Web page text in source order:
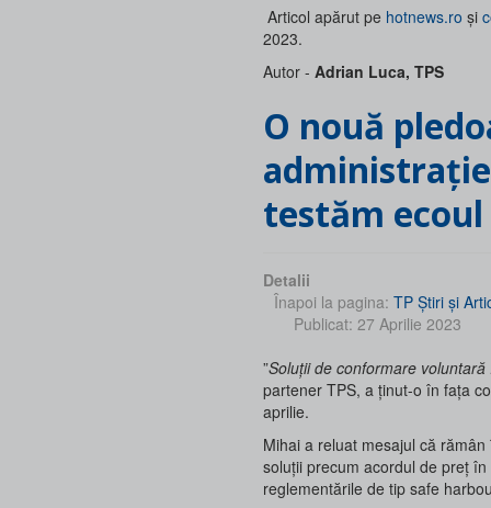
Articol apărut pe hotnews.ro și
2023.
Autor - Adrian Luca, TPS
O nouă pledoarie TPS pentru parteneriat
testăm
Detalii
Înapoi la pagina: TP Ştiri şi
Publicat: 27 Aprilie 2023
”Soluții de conformare
partener TPS, a ținut-o în fața
aprilie.
Mihai a reluat mesajul că
soluții precum acordul de preț
reglementările de tip safe